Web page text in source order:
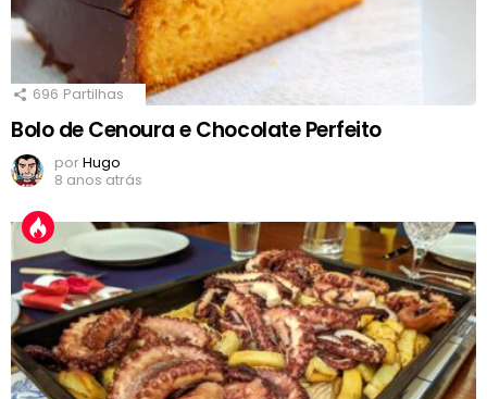
696 Partilhas
Bolo de Cenoura e Chocolate Perfeito
porHugo
8 anos atrás